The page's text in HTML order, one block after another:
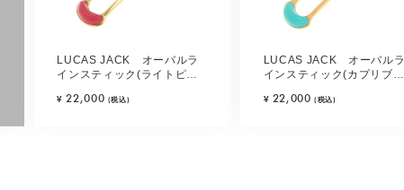
LUCAS JACK オーバルラ
インスティック(ライトピン
¥ 22,000 (税込)
LUCAS JACK オーバルラ
インスティック(カプリブル
¥ 22,000 (税込)